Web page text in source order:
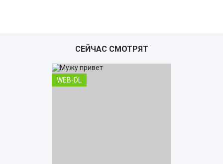
СЕЙЧАС СМОТРЯТ
WEB-DL